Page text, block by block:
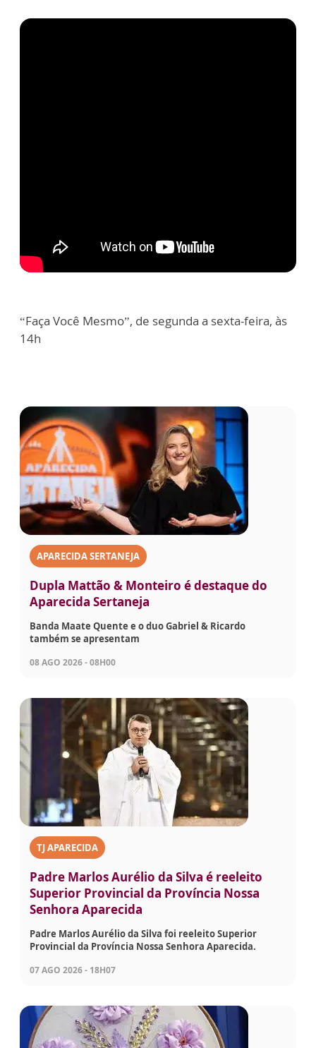
“Faça Você Mesmo”, de segunda a sexta-feira, às
14h
APARECIDA SERTANEJA
Dupla Mattão & Monteiro é destaque do
Aparecida Sertaneja
Banda Maate Quente e o duo Gabriel & Ricardo
também se apresentam
08 AGO 2026 - 08H00
TJ APARECIDA
Padre Marlos Aurélio da Silva é reeleito
Superior Provincial da Província Nossa
Senhora Aparecida
Padre Marlos Aurélio da Silva foi reeleito Superior
Provincial da Província Nossa Senhora Aparecida.
07 AGO 2026 - 18H07